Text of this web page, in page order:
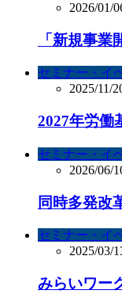
2026/01/
「新規事
セミナー・イ
2025/11/
2027年労働
セミナー・イ
2026/06/
同時多発改
セミナー・イ
2025/03/
みらいワー